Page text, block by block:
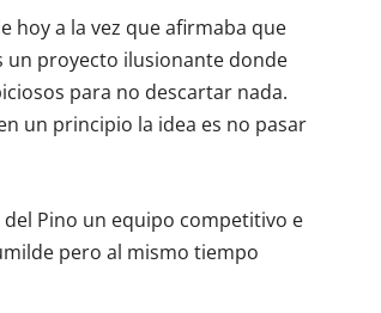
hoy a la vez que afirmaba que
un proyecto ilusionante donde
para no descartar nada.
un principio la idea es no pasar
Pino un equipo competitivo e
pero al mismo tiempo